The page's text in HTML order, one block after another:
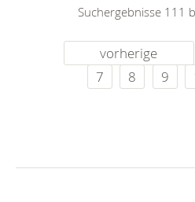
Suchergebnisse 111
vorherige
7
8 9